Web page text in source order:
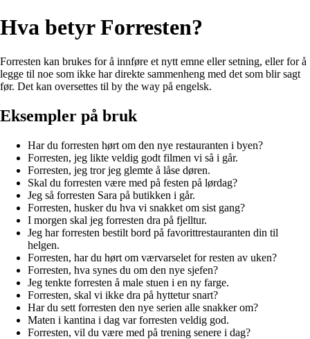
Hva betyr Forresten?
Forresten kan brukes for å innføre et nytt emne eller setning, eller for å
legge til noe som ikke har direkte sammenheng med det som blir sagt
før. Det kan oversettes til by the way på engelsk.
Eksempler på bruk
Har du forresten hørt om den nye restauranten i byen?
Forresten, jeg likte veldig godt filmen vi så i går.
Forresten, jeg tror jeg glemte å låse døren.
Skal du forresten være med på festen på lørdag?
Jeg så forresten Sara på butikken i går.
Forresten, husker du hva vi snakket om sist gang?
I morgen skal jeg forresten dra på fjelltur.
Jeg har forresten bestilt bord på favorittrestauranten din til
helgen.
Forresten, har du hørt om værvarselet for resten av uken?
Forresten, hva synes du om den nye sjefen?
Jeg tenkte forresten å male stuen i en ny farge.
Forresten, skal vi ikke dra på hyttetur snart?
Har du sett forresten den nye serien alle snakker om?
Maten i kantina i dag var forresten veldig god.
Forresten, vil du være med på trening senere i dag?